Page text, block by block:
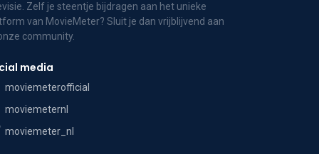
Zelf je steentje bijdragen aan het unieke
van MovieMeter? Sluit je dan vrijblijvend aan
community.
media
moviemeterofficial
moviemeternl
moviemeter_nl